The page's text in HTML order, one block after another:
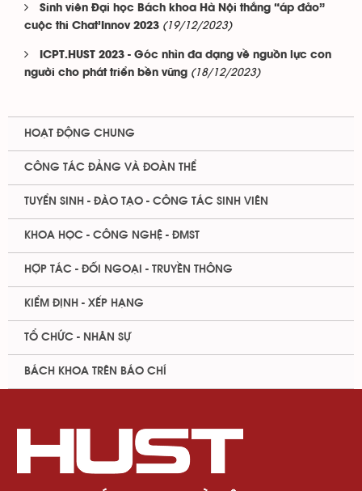
Sinh viên Đại học Bách khoa Hà Nội thắng “áp đảo”
cuộc thi Chat’Innov 2023 (19/12/2023)
ICPT.HUST 2023 - Góc nhìn đa dạng về nguồn lực con
người cho phát triển bền vững (18/12/2023)
HOẠT ĐỘNG CHUNG
CÔNG TÁC ĐẢNG VÀ ĐOÀN THỂ
TUYỂN SINH - ĐÀO TẠO - CÔNG TÁC SINH VIÊN
KHOA HỌC - CÔNG NGHỆ - ĐMST
HỢP TÁC - ĐỐI NGOẠI - TRUYỀN THÔNG
KIỂM ĐỊNH - XẾP HẠNG
TỔ CHỨC - NHÂN SỰ
BÁCH KHOA TRÊN BÁO CHÍ